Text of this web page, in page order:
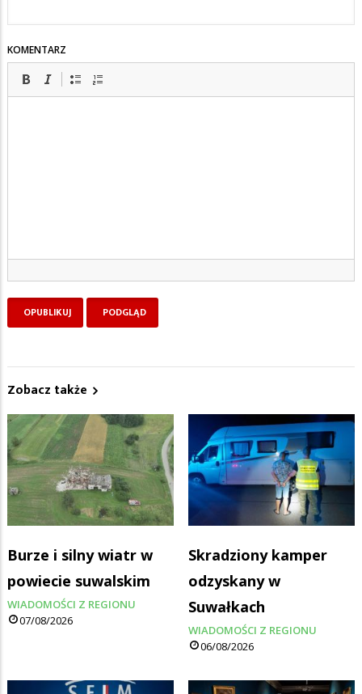
KOMENTARZ
Zobacz także
Burze i silny wiatr w
powiecie suwalskim
WIADOMOŚCI Z REGIONU
07/08/2026
Skradziony kamper
odzyskany w
Suwałkach
WIADOMOŚCI Z REGIONU
06/08/2026